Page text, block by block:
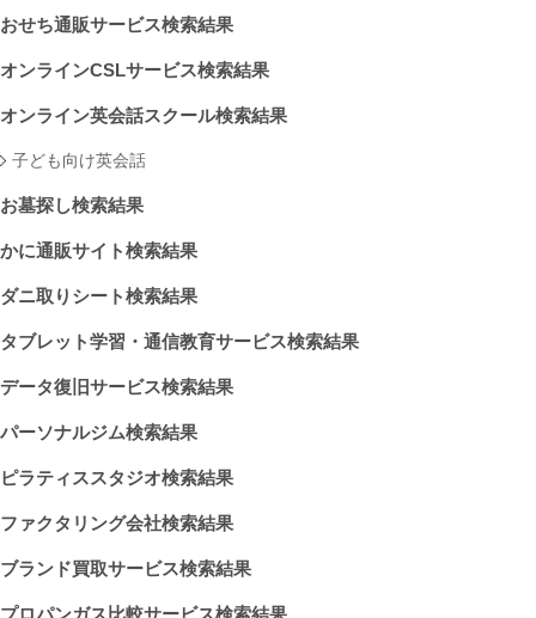
おせち通販サービス検索結果
オンラインCSLサービス検索結果
オンライン英会話スクール検索結果
子ども向け英会話
お墓探し検索結果
かに通販サイト検索結果
ダニ取りシート検索結果
タブレット学習・通信教育サービス検索結果
データ復旧サービス検索結果
パーソナルジム検索結果
ピラティススタジオ検索結果
ファクタリング会社検索結果
ブランド買取サービス検索結果
プロパンガス比較サービス検索結果